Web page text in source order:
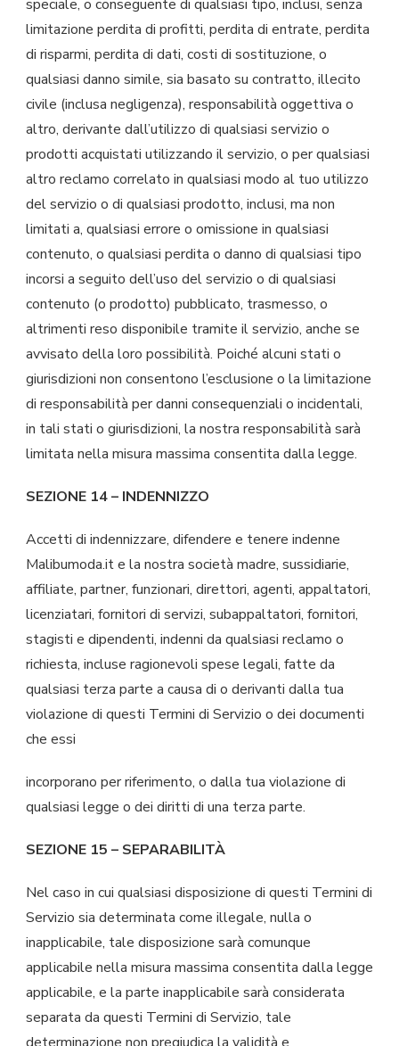
speciale, o conseguente di qualsiasi tipo, inclusi, senza
limitazione perdita di profitti, perdita di entrate, perdita
di risparmi, perdita di dati, costi di sostituzione, o
qualsiasi danno simile, sia basato su contratto, illecito
civile (inclusa negligenza), responsabilità oggettiva o
altro, derivante dall’utilizzo di qualsiasi servizio o
prodotti acquistati utilizzando il servizio, o per qualsiasi
altro reclamo correlato in qualsiasi modo al tuo utilizzo
del servizio o di qualsiasi prodotto, inclusi, ma non
limitati a, qualsiasi errore o omissione in qualsiasi
contenuto, o qualsiasi perdita o danno di qualsiasi tipo
incorsi a seguito dell’uso del servizio o di qualsiasi
contenuto (o prodotto) pubblicato, trasmesso, o
altrimenti reso disponibile tramite il servizio, anche se
avvisato della loro possibilità. Poiché alcuni stati o
giurisdizioni non consentono l’esclusione o la limitazione
di responsabilità per danni consequenziali o incidentali,
in tali stati o giurisdizioni, la nostra responsabilità sarà
limitata nella misura massima consentita dalla legge.
SEZIONE 14 – INDENNIZZO
Accetti di indennizzare, difendere e tenere indenne
Malibumoda.it e la nostra società madre, sussidiarie,
affiliate, partner, funzionari, direttori, agenti, appaltatori,
licenziatari, fornitori di servizi, subappaltatori, fornitori,
stagisti e dipendenti, indenni da qualsiasi reclamo o
richiesta, incluse ragionevoli spese legali, fatte da
qualsiasi terza parte a causa di o derivanti dalla tua
violazione di questi Termini di Servizio o dei documenti
che essi
incorporano per riferimento, o dalla tua violazione di
qualsiasi legge o dei diritti di una terza parte.
SEZIONE 15 – SEPARABILITÀ
Nel caso in cui qualsiasi disposizione di questi Termini di
Servizio sia determinata come illegale, nulla o
inapplicabile, tale disposizione sarà comunque
applicabile nella misura massima consentita dalla legge
applicabile, e la parte inapplicabile sarà considerata
separata da questi Termini di Servizio, tale
determinazione non pregiudica la validità e